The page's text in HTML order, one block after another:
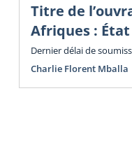
Titre de
Afriques :
Dernier délai de
Charlie Florent Mballa